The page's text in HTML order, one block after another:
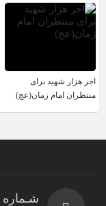
اجر هزار شهید برای
منتظران امام زمان(عج)